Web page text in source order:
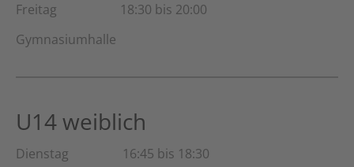
Freitag 18:30 bis 20:00
Gymnasiumhalle
U14 weiblich
Dienstag 16:45 bis 18:30